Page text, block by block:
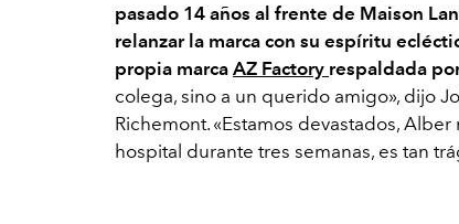
pasado 14 años al frente de Maison
relanzar la marca con su espíritu
propia marca AZ Factory respaldada
colega, sino a un querido amigo», dijo
Richemont. «Estamos devastados,
hospital durante tres semanas, es tan